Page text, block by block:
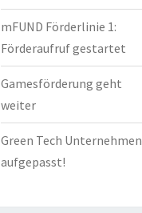
mFUND Förderlinie 1:
Förderaufruf gestartet
Gamesförderung geht
weiter
Green Tech Unternehmen
aufgepasst!